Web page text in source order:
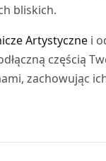
bliskich.
Artystyczne i
częścią
zachowując